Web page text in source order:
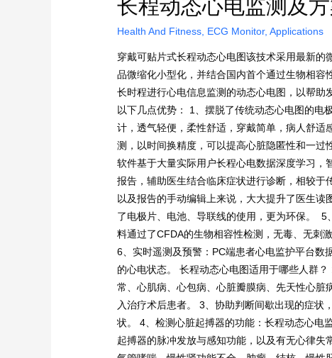
长程动态心电监测及
Health And Fitness ECG Monitor,Applications
穿戴可贴片式长程动态心电图该技术采用最新
品微缩化小型化，并结合国内首个通过生物相
长时程进行心电信息监测的动态心电图，以帮
以下几点优势： 1、摆脱了传统动态心电图的电
计，透气轻便，柔性舒适，穿戴简单，病人舒
测，以时间换精度，可以提高心脏隐匿性和一
软件基于大量实际用户长程心电数据深度学习
报告，辅助医生结合临床症状进行诊断，相较
以及报告的手动编辑上来说，大大提升了医生
了电极片、电池、导联线的使用，更为环保。
料通过了CFDA的生物相容性检测，无毒、无刺
6、实时遥测及预警：PC端患者心电监护平台数
的心电状态。 长程动态心电图适用于哪些人群
常、心肌病、心包病、心脏瓣膜病、先天性心
入治疗术后患者。 3、协助判断间歇出现的症状
状。 4、检测心脏起搏器的功能：长程动态心电
起搏器的脉冲发放与感知功能，以及有无心律